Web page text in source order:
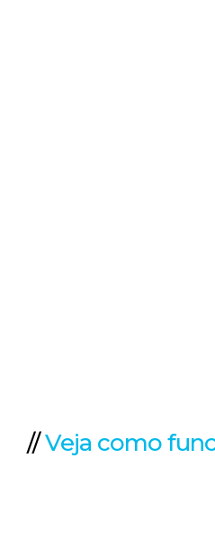
//Veja como